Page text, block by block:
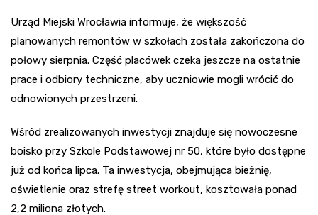
Urząd Miejski Wrocławia informuje, że większość
planowanych remontów w szkołach została zakończona do
połowy sierpnia. Część placówek czeka jeszcze na ostatnie
prace i odbiory techniczne, aby uczniowie mogli wrócić do
odnowionych przestrzeni.
Wśród zrealizowanych inwestycji znajduje się nowoczesne
boisko przy Szkole Podstawowej nr 50, które było dostępne
już od końca lipca. Ta inwestycja, obejmująca bieżnię,
oświetlenie oraz strefę street workout, kosztowała ponad
2,2 miliona złotych.